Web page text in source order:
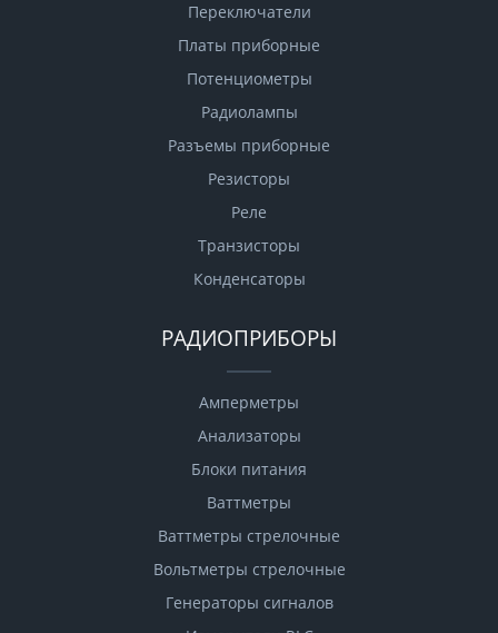
Переключатели
Платы приборные
Потенциометры
Радиолампы
Разъемы приборные
Резисторы
Реле
Транзисторы
Конденсаторы
РАДИОПРИБОРЫ
Амперметры
Анализаторы
Блоки питания
Ваттметры
Ваттметры стрелочные
Вольтметры стрелочные
Генераторы сигналов